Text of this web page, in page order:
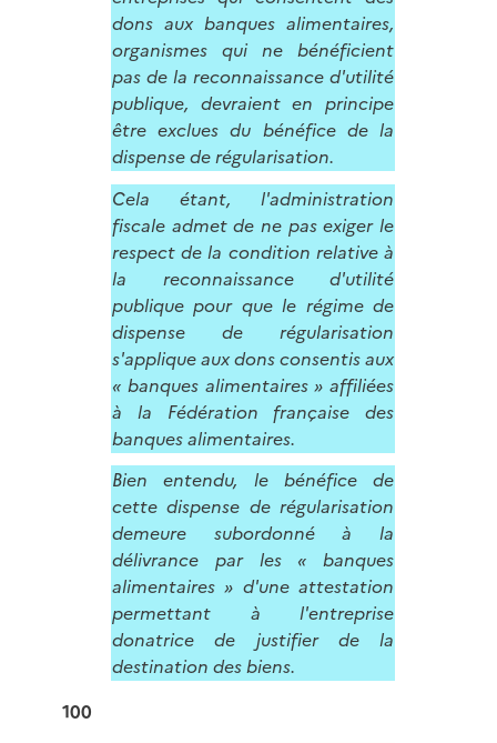
dons aux banques alimentaires,
organismes qui ne bénéficient
pas de la reconnaissance d'utilité
publique, devraient en principe
être exclues du bénéfice de la
dispense de régularisation.
Cela étant, l'administration
fiscale admet de ne pas exiger le
respect de la condition relative à
la reconnaissance d'utilité
publique pour que le régime de
dispense de régularisation
s'applique aux dons consentis aux
« banques alimentaires » affiliées
à la Fédération française des
banques alimentaires.
Bien entendu, le bénéfice de
cette dispense de régularisation
demeure subordonné à la
délivrance par les « banques
alimentaires » d'une attestation
permettant à l'entreprise
donatrice de justifier de la
destination des biens.
100